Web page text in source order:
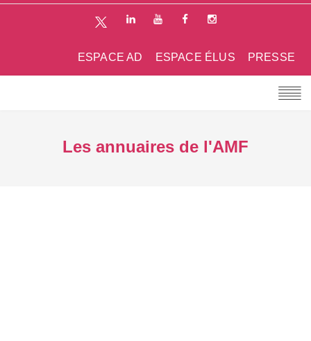
PRESSE
ESPACE ÉLUS
ESPACE AD
Les annuaires de l'AMF